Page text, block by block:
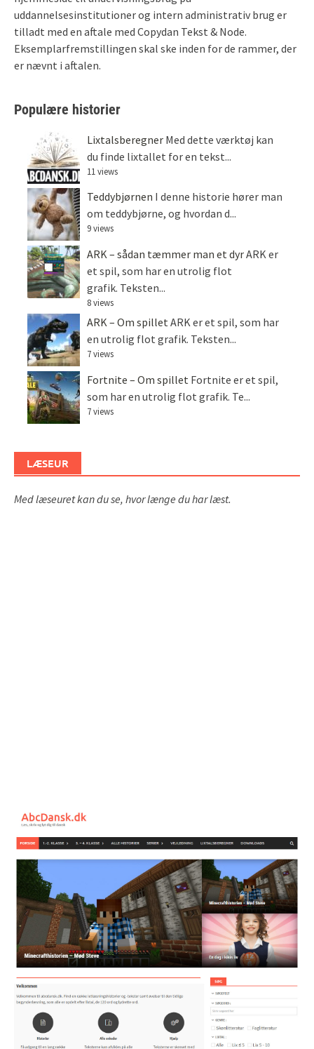
uddannelsesinstitutioner og intern administrativ brug er
tilladt med en aftale med Copydan Tekst & Node.
Eksemplarfremstillingen skal ske inden for de rammer, der
er nævnt i aftalen.
Populære historier
Lixtalsberegner Med dette værktøj kan
du finde lixtallet for en tekst...
11 views
Teddybjørnen I denne historie hører man
om teddybjørne, og hvordan d...
9 views
ARK – sådan tæmmer man et dyrARK er
et spil, som har en utrolig flot
grafik. Teksten...
8 views
ARK – Om spilletARK er et spil, som har
en utrolig flot grafik. Teksten...
7 views
Fortnite – Om spillet Fortnite er et spil,
som har en utrolig flot grafik. Te...
7 views
LÆSEUR
Med læseuret kan du se, hvor længe du har læst.